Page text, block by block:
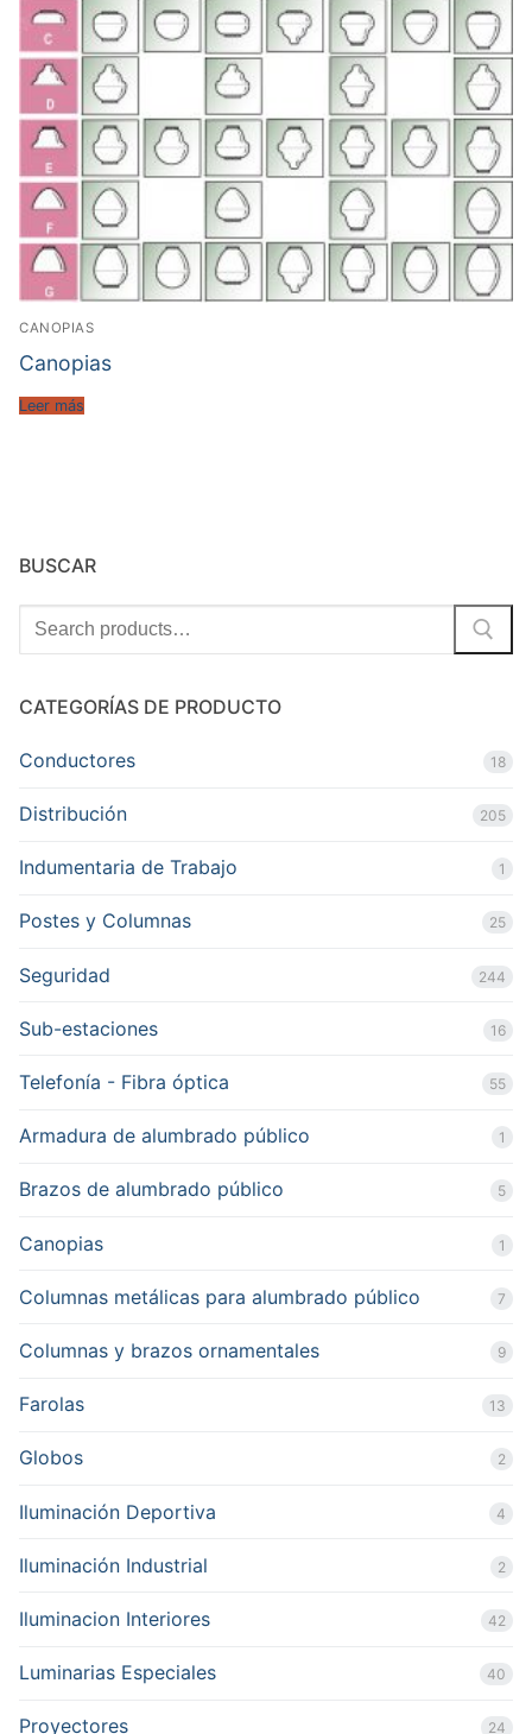
CANOPIAS
Canopias
Leer más
BUSCAR
Search
for:
CATEGORÍAS DE PRODUCTO
Conductores 18
Distribución 205
Indumentaria de Trabajo 1
Postes y Columnas 25
Seguridad 244
Sub-estaciones 16
Telefonía - Fibra óptica 55
Armadura de alumbrado público 1
Brazos de alumbrado público 5
Canopias 1
Columnas metálicas para alumbrado público 7
Columnas y brazos ornamentales 9
Farolas 13
Globos 2
Iluminación Deportiva 4
Iluminación Industrial 2
Iluminacion Interiores 42
Luminarias Especiales 40
Proyectores 24